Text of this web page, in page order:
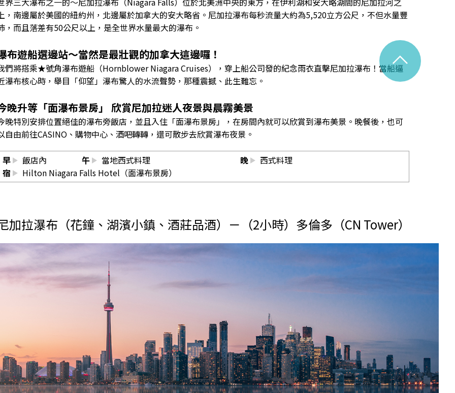
，南邊屬於美國的紐約州，北邊屬於加拿大的安大略省。尼加拉瀑布每秒流量大約為5,520立方公尺，不但水量豐
，而且落差有50公尺以上，是全世界水量最大的瀑布。
布遊船選邊站〜當然是最壯觀的加拿大這邊囉！
們將搭乘★號角瀑布遊船（Hornblower Niagara Cruises），穿上船公司發的紀念雨衣直擊尼加拉瀑布！當船逼
瀑布核心時，舉目「仰望」瀑布驚人的水流聲勢，那種震撼、此生難忘。
晚升等「面瀑布景房」 欣賞尼加拉迷人夜景與晨霧美景
晚特別安排位置絕佳的瀑布旁飯店，並且入住「面瀑布景房」，在房間內就可以欣賞到瀑布美景。晚餐後，也可
自由前往CASINO、購物中心、酒吧轉轉，還可散步去欣賞瀑布夜景。
早 飯店內 午 當地西式料理 晚
西式料理
宿
Hilton Niagara Falls Hotel（面瀑布景房）
加拉瀑布（花鐘、湖濱小鎮、酒莊品酒）－（2小時）多倫多（CN Tower）
^